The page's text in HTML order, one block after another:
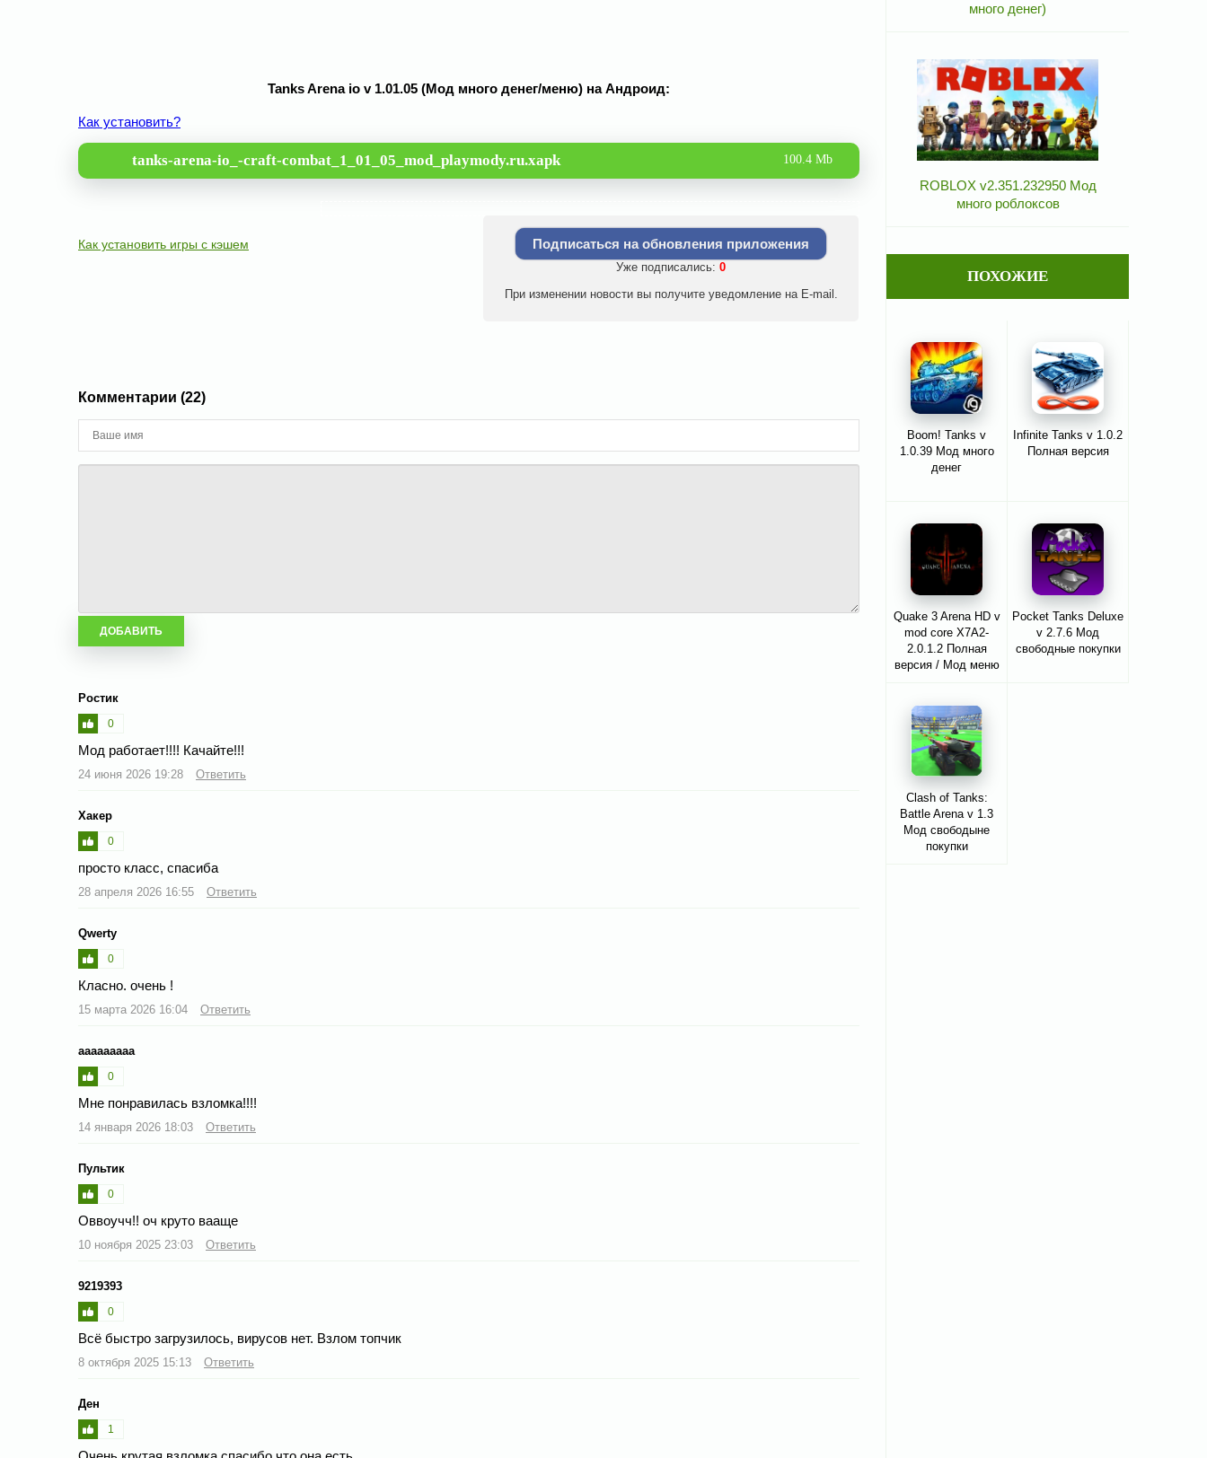
Tanks Arena io v 1.01.05 (Мод много денег/меню) на Андроид:
Как установить?
tanks-arena-io_-craft-combat_1_01_05_mod_playmody.ru.xapk 100.4 Mb
Как установить игры с кэшем Подписаться на обновления приложения
Уже подписались: 0
При изменении новости вы получите уведомление на E-mail.
Комментарии (22)
Ростик
0
Мод работает!!!! Качайте!!!
24 июня 2026 19:28 Ответить
Хакер
0
просто класс, спасиба
28 апреля 2026 16:55 Ответить
Qwerty
0
Класно. очень !
15 марта 2026 16:04 Ответить
ааааааааа
0
Мне понравилась взломка!!!!
14 января 2026 18:03 Ответить
Пультик
0
Оввоучч!! оч круто вааще
10 ноября 2025 23:03 Ответить
9219393
0
Всё быстро загрузилось, вирусов нет. Взлом топчик
8 октября 2025 15:13 Ответить
Ден
1
много денег)
ROBLOX v2.351.232950 Мод
много роблоксов
ПОХОЖИЕ
Boom! Tanks v
1.0.39 Мод много
денег
Infinite Tanks v 1.0.2
Полная версия
Quake 3 Arena HD v
mod core X7A2-
2.0.1.2 Полная
версия / Мод меню
Pocket Tanks Deluxe
v 2.7.6 Мод
свободные покупки
Clash of Tanks:
Battle Arena v 1.3
Мод свободыне
покупки